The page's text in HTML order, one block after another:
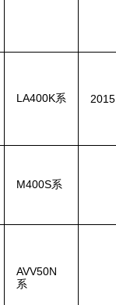
LA400K系
M400S系
AVV50N
系